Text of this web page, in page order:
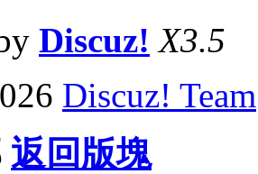
Discuz! X3.5
Discuz! Team
返回版塊